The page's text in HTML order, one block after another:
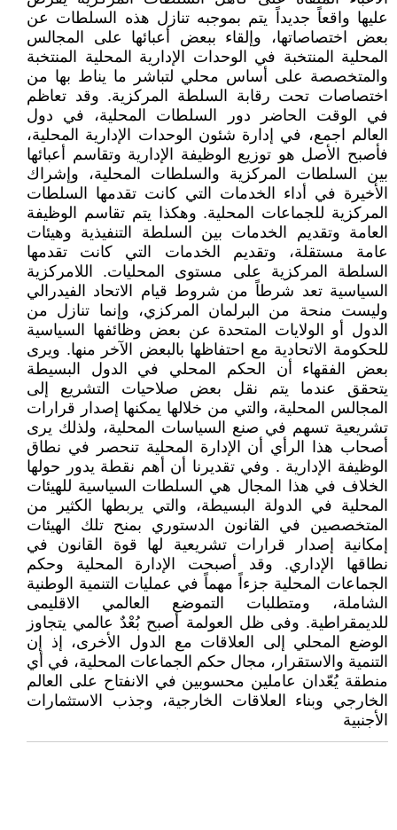
عليها واقعاً جديداً يتم بموجبه تنازل هذه السلطات عن
بعض اختصاصاتها، وإلقاء ببعض أعبائها على المجالس
المحلية المنتخبة في الوحدات الإدارية المحلية المنتخبة
والمتخصصة على أساس محلي لتباشر ما يناط بها من
اختصاصات تحت رقابة السلطة المركزية. وقد تعاظم
في الوقت الحاضر دور السلطات المحلية، في دول
العالم اجمع، في إدارة شئون الوحدات الإدارية المحلية،
فأصبح الأصل هو توزيع الوظيفة الإدارية وتقاسم أعبائها
بين السلطات المركزية والسلطات المحلية، وإشراك
الأخيرة في أداء الخدمات التي كانت تقدمها السلطات
المركزية للجماعات المحلية. وهكذا يتم تقاسم الوظيفة
العامة وتقديم الخدمات بين السلطة التنفيذية وهيئات
عامة مستقلة، وتقديم الخدمات التي كانت تقدمها
السلطة المركزية على مستوى المحليات. اللامركزية
السياسية تعد شرطاً من شروط قيام الاتحاد الفيدرالي
وليست منحة من البرلمان المركزي، وإنما تنازل من
الدول أو الولايات المتحدة عن بعض وظائفها السياسية
للحكومة الاتحادية مع احتفاظها بالبعض الآخر منها. ويرى
بعض الفقهاء أن الحكم المحلي في الدول البسيطة
يتحقق عندما يتم نقل بعض صلاحيات التشريع إلى
المجالس المحلية، والتي من خلالها يمكنها إصدار قرارات
تشريعية تسهم في صنع السياسات المحلية، ولذلك يرى
أصحاب هذا الرأي أن الإدارة المحلية تنحصر في نطاق
الوظيفة الإدارية . وفي تقديرنا أن أهم نقطة يدور حولها
الخلاف في هذا المجال هي السلطات السياسية للهيئات
المحلية في الدولة البسيطة، والتي يربطها الكثير من
المتخصصين في القانون الدستوري بمنح تلك الهيئات
إمكانية إصدار قرارات تشريعية لها قوة القانون في
نطاقها الإداري. وقد أصبحت الإدارة المحلية وحكم
الجماعات المحلية جزءاً مهماً في عمليات التنمية الوطنية
الشاملة، ومتطلبات التموضع العالمي الاقليمى
للديمقراطية. وفى ظل العولمة أصبح بُعْدٌ عالمي يتجاوز
الوضع المحلي إلى العلاقات مع الدول الأخرى، إذ إن
التنمية والاستقرار، مجال حكم الجماعات المحلية، في أي
منطقة يُعّدان عاملين محسوبين في الانفتاح على العالم
الخارجي وبناء العلاقات الخارجية، وجذب الاستثمارات
الأجنبية